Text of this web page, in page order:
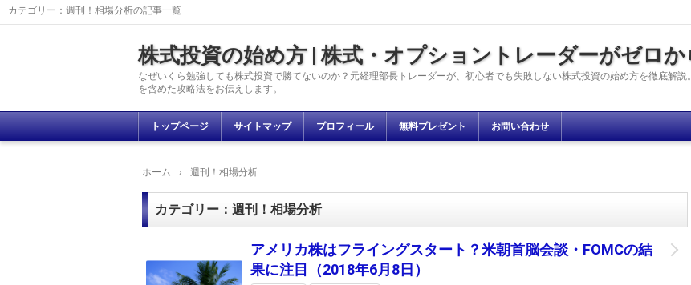
カテゴリー：週刊！相場分析の記事一覧
株式投資の始め方 | 株式・オプショントレーダーがゼロ
なぜいくら勉強しても株式投資で勝てないのか？元経理部長トレーダーが、初心者でも失敗しない株式投資の始め方を徹底解
を含めた攻略法をお伝えします。
トップページ サイトマップ プロフィール 無料プレゼント お問い合わせ
ホーム › 週刊！相場分析
カテゴリー：週刊！相場分析
アメリカ株はフライングスタート？米朝首脳会談・FOMCの結
果に注目（2018年6月8日）